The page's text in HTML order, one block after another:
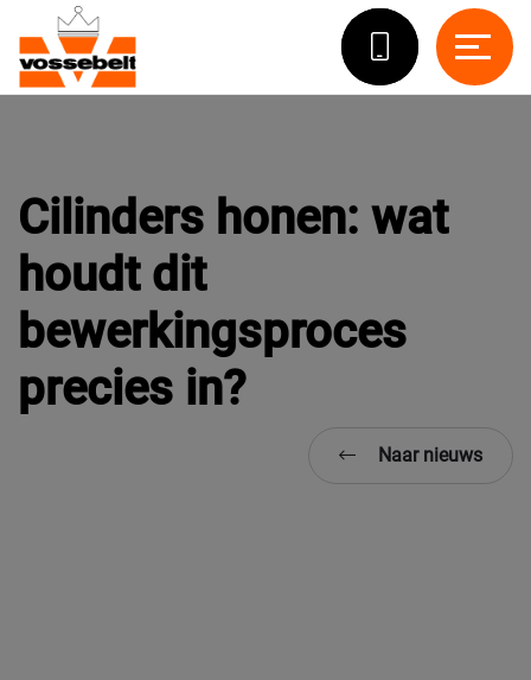
Cilinders honen: wat
houdt dit
bewerkingsproces
precies in?
Naar nieuws